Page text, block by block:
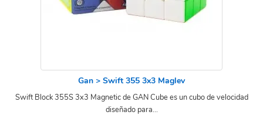
Gan > Swift 355 3x3 Maglev
Swift Block 355S 3x3 Magnetic de GAN Cube es un cubo de velocidad
diseñado para...